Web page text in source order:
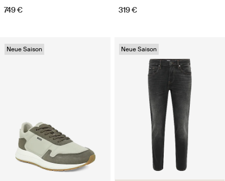
749 € 319 €
Neue Saison Neue Saison